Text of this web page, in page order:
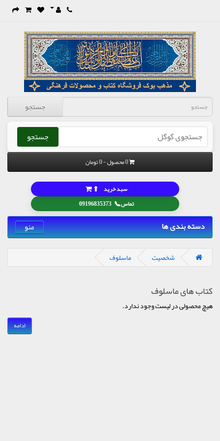
جستجو
جستجو
0 محصول - 0 تومان
تماس📞
09196835373
سبد خرید ⬆
دسته بندی ها منو
شخصیت ماسلوف
کتاب های ماسلوف
هیچ محصولی در لیست وجود ندارد.
ادامه